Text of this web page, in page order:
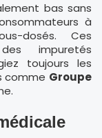
bas sans
à
dosés. Ces
impuretés
toujours les
comme Groupe